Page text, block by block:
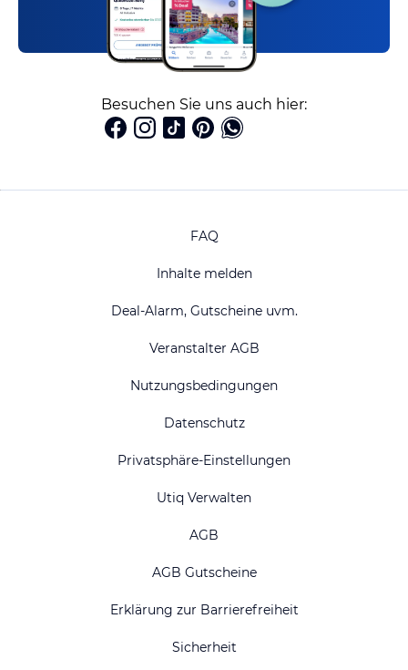
Besuchen Sie uns auch hier:
FAQ
Inhalte melden
Deal-Alarm, Gutscheine uvm.
Veranstalter AGB
Nutzungsbedingungen
Datenschutz
Privatsphäre-Einstellungen
Utiq Verwalten
AGB
AGB Gutscheine
Erklärung zur Barrierefreiheit
Sicherheit